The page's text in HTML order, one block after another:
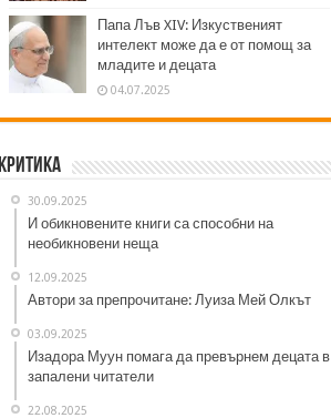
Папа Лъв XIV: Изкуственият
интелект може да е от помощ за
младите и децата
04.07.2025
Критика
30.09.2025
И обикновените книги са способни на
необикновени неща
12.09.2025
Автори за препрочитане: Луиза Мей Олкът
03.09.2025
Изадора Муун помага да превърнем децата в
запалени читатели
22.08.2025